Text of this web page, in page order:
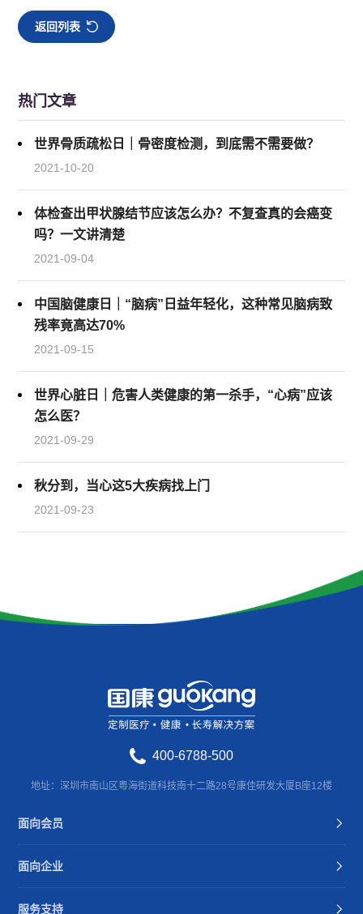
返回列表
热门文章
世界骨质疏松日｜骨密度检测，到底需不需要做？
2021-10-20
体检查出甲状腺结节应该怎么办？不复查真的会癌变
吗？一文讲清楚
2021-09-04
中国脑健康日｜“脑病”日益年轻化，这种常见脑病致
残率竟高达70%
2021-09-15
世界心脏日｜危害人类健康的第一杀手，“心病”应该
怎么医？
2021-09-29
秋分到，当心这5大疾病找上门
2021-09-23
400-6788-500
地址：深圳市南山区粤海街道科技南十二路28号康佳研发大厦B座12楼
面向会员
面向企业
服务支持